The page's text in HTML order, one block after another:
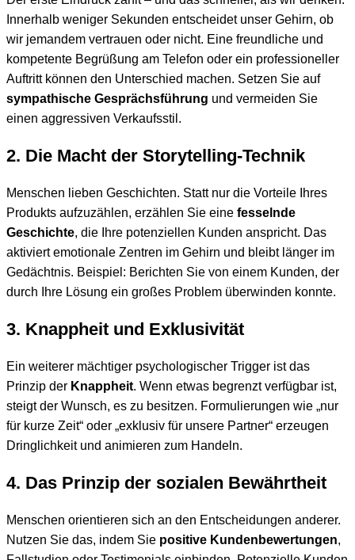
Innerhalb weniger Sekunden entscheidet unser Gehirn, ob
wir jemandem vertrauen oder nicht. Eine freundliche und
kompetente Begrüßung am Telefon oder ein professioneller
Auftritt können den Unterschied machen. Setzen Sie auf
sympathische Gesprächsführung und vermeiden Sie
einen aggressiven Verkaufsstil.
2. Die Macht der Storytelling-Technik
Menschen lieben Geschichten. Statt nur die Vorteile Ihres
Produkts aufzuzählen, erzählen Sie eine fesselnde
Geschichte, die Ihre potenziellen Kunden anspricht. Das
aktiviert emotionale Zentren im Gehirn und bleibt länger im
Gedächtnis. Beispiel: Berichten Sie von einem Kunden, der
durch Ihre Lösung ein großes Problem überwinden konnte.
3. Knappheit und Exklusivität
Ein weiterer mächtiger psychologischer Trigger ist das
Prinzip der Knappheit. Wenn etwas begrenzt verfügbar ist,
steigt der Wunsch, es zu besitzen. Formulierungen wie „nur
für kurze Zeit“ oder „exklusiv für unsere Partner“ erzeugen
Dringlichkeit und animieren zum Handeln.
4. Das Prinzip der sozialen Bewährtheit
Menschen orientieren sich an den Entscheidungen anderer.
Nutzen Sie das, indem Sie positive Kundenbewertungen,